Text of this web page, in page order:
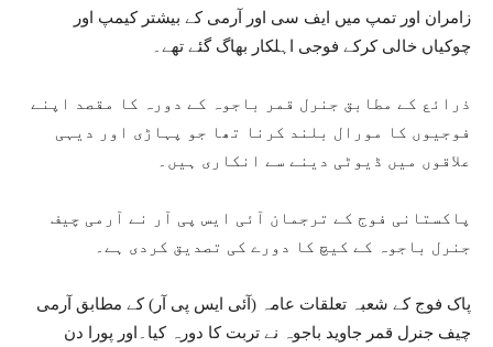
زامران اور تمپ میں ایف سی اور آرمی کے بیشتر کیمپ اور
چوکیاں خالی کرکے فوجی اہلکار بھاگ گئے تھے۔
ذرائع کے مطابق جنرل قمر باجوہ کے دورہ کا مقصد اپنے
فوجیوں کا مورال بلند کرنا تھا جو پہاڑی اور دیہی
علاقوں میں ڈیوٹی دینے سے انکاری ہیں۔
پاکستانی فوج کے ترجمان آئی ایس پی آر نے آرمی چیف
جنرل باجوہ کے کیچ کا دورے کی تصدیق کردی ہے۔
پاک فوج کے شعبہ تعلقات عامہ (آئی ایس پی آر) کے مطابق آرمی
چیف جنرل قمر جاوید باجوہ نے تربت کا دورہ کیا۔اور پورا دن